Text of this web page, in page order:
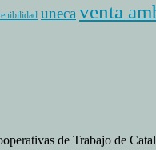
unecaventa
de Trabajo de